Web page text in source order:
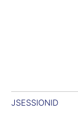
JSESSIONID